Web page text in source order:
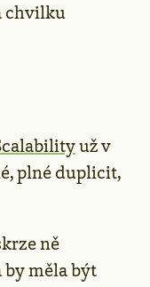
chvilku
už v
plné duplicit,
ně
by měla být